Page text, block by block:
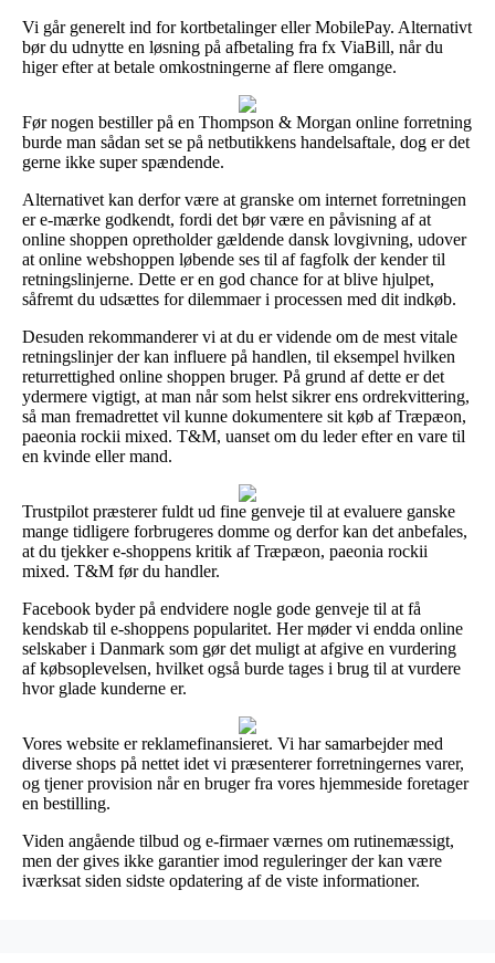
Vi går generelt ind for kortbetalinger eller MobilePay. Alternativt
bør du udnytte en løsning på afbetaling fra fx ViaBill, når du
higer efter at betale omkostningerne af flere omgange.
Før nogen bestiller på en Thompson & Morgan online forretning
burde man sådan set se på netbutikkens handelsaftale, dog er det
gerne ikke super spændende.
Alternativet kan derfor være at granske om internet forretningen
er e-mærke godkendt, fordi det bør være en påvisning af at
online shoppen opretholder gældende dansk lovgivning, udover
at online webshoppen løbende ses til af fagfolk der kender til
retningslinjerne. Dette er en god chance for at blive hjulpet,
såfremt du udsættes for dilemmaer i processen med dit indkøb.
Desuden rekommanderer vi at du er vidende om de mest vitale
retningslinjer der kan influere på handlen, til eksempel hvilken
returrettighed online shoppen bruger. På grund af dette er det
ydermere vigtigt, at man når som helst sikrer ens ordrekvittering,
så man fremadrettet vil kunne dokumentere sit køb af Træpæon,
paeonia rockii mixed. T&M, uanset om du leder efter en vare til
en kvinde eller mand.
Trustpilot præsterer fuldt ud fine genveje til at evaluere ganske
mange tidligere forbrugeres domme og derfor kan det anbefales,
at du tjekker e-shoppens kritik af Træpæon, paeonia rockii
mixed. T&M før du handler.
Facebook byder på endvidere nogle gode genveje til at få
kendskab til e-shoppens popularitet. Her møder vi endda online
selskaber i Danmark som gør det muligt at afgive en vurdering
af købsoplevelsen, hvilket også burde tages i brug til at vurdere
hvor glade kunderne er.
Vores website er reklamefinansieret. Vi har samarbejder med
diverse shops på nettet idet vi præsenterer forretningernes varer,
og tjener provision når en bruger fra vores hjemmeside foretager
en bestilling.
Viden angående tilbud og e-firmaer værnes om rutinemæssigt,
men der gives ikke garantier imod reguleringer der kan være
iværksat siden sidste opdatering af de viste informationer.